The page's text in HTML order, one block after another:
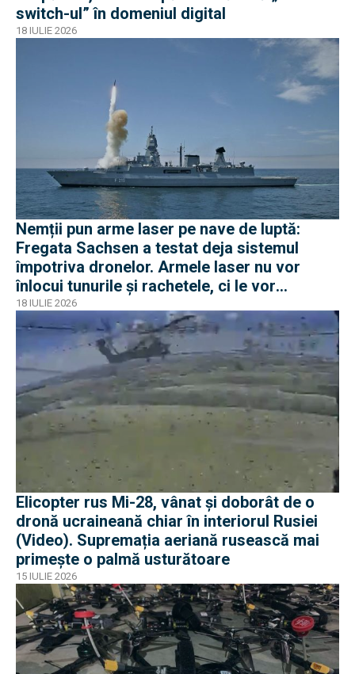
switch-ul” în domeniul digital
18 IULIE 2026
Nemții pun arme laser pe nave de luptă:
Fregata Sachsen a testat deja sistemul
împotriva dronelor. Armele laser nu vor
înlocui tunurile și rachetele, ci le vor
completa
18 IULIE 2026
Elicopter rus Mi-28, vânat și doborât de o
dronă ucraineană chiar în interiorul Rusiei
(Video). Supremația aeriană rusească mai
primește o palmă usturătoare
15 IULIE 2026